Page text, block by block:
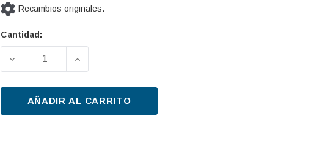
Recambios originales.
Cantidad
Cantidad:
DISMINUIR LA CANTIDAD DE FILTRO, AIRE HABITÁCULO
AUMENTAR LA CANTIDAD DE FILTRO, AIRE
AÑADIR AL CARRITO